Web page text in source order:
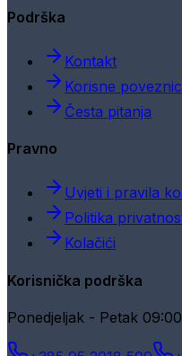
Podrška
Kontakt
Korisne
Česta pitanja
Pravno
Uvjeti i pravila
Politika
Kolačići
Korisnička podrška
Ponedjeljak - Petak